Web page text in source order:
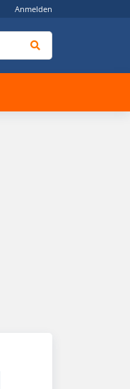
Anmelden